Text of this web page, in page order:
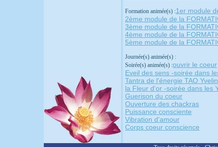
Formation animée(s) :1er module
2ème module de la
3ème module de la
4ème module de la
5ème module de la
Journée(s) animée(s) :
Soirée(s) animée(s) :ouvrir le coeur
Eveil des sens -soirée dans
Tantra de l'énergie TAO
la Fleur d'or -soirée dans les
Guerison du coeur
Ouverture des chackras
Puissance consciente
Vibration d'amour
Corps coeur conscience